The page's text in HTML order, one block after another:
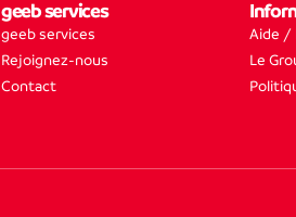
geeb services
geeb services
Rejoignez-nous
Contact
Aide /
Le